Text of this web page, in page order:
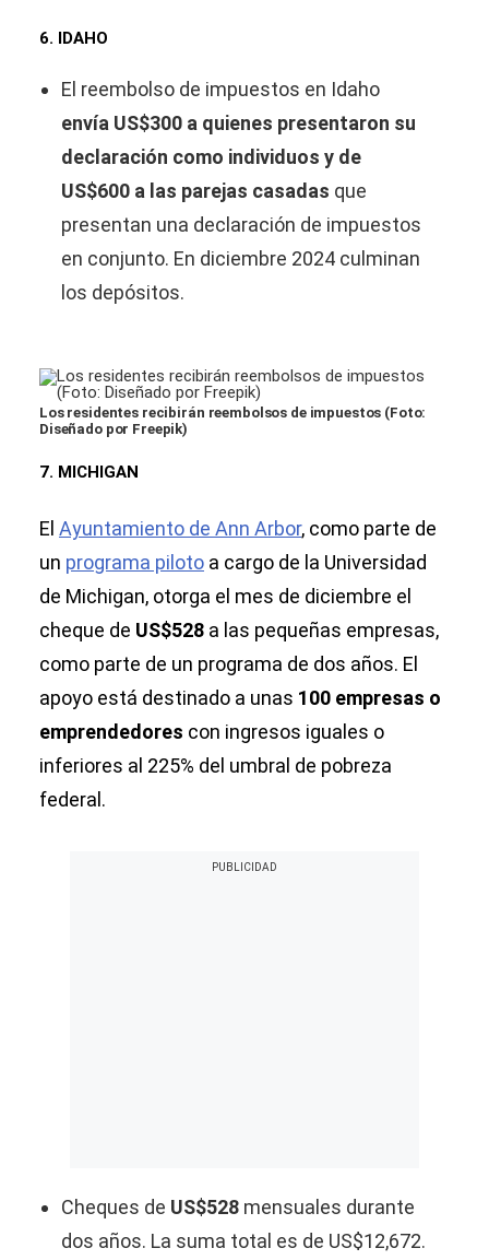
6. IDAHO
El reembolso de impuestos en Idaho
envía US$300 a quienes presentaron su
declaración como individuos y de
US$600 a las parejas casadas que
presentan una declaración de impuestos
en conjunto. En diciembre 2024 culminan
los depósitos.
Los residentes recibirán reembolsos de impuestos (Foto:
Diseñado por Freepik)
7. MICHIGAN
El Ayuntamiento de Ann Arbor, como parte de
un programa piloto a cargo de la Universidad
de Michigan, otorga el mes de diciembre el
cheque de US$528 a las pequeñas empresas,
como parte de un programa de dos años. El
apoyo está destinado a unas 100 empresas o
emprendedores con ingresos iguales o
inferiores al 225% del umbral de pobreza
federal.
Cheques de US$528 mensuales durante
dos años. La suma total es de US$12,672.